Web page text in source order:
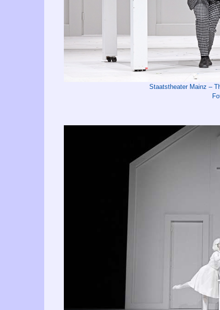
Staatstheater Mainz –